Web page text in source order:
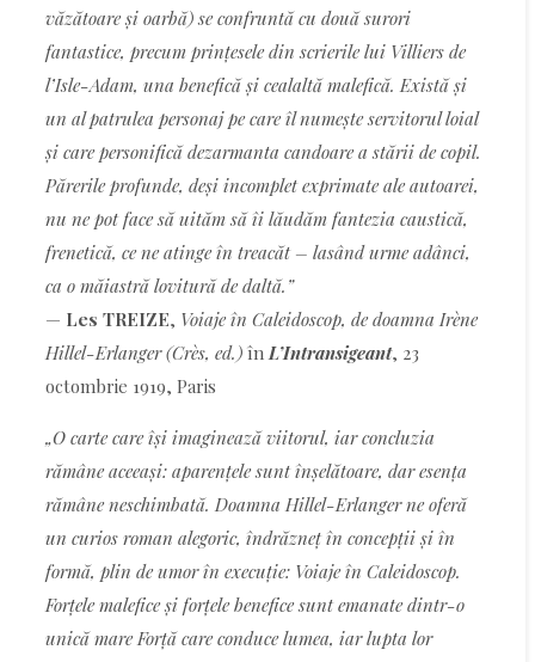
văzătoare și oarbă) se confruntă cu două surori
fantastice, precum prințesele din scrierile lui Villiers de
l’Isle-Adam, una benefică și cealaltă malefică. Există și
un al patrulea personaj pe care îl numește servitorul loial
și care personifică dezarmanta candoare a stării de copil.
Părerile profunde, deși incomplet exprimate ale autoarei,
nu ne pot face să uităm să îi lăudăm fantezia caustică,
frenetică, ce ne atinge în treacăt – lasând urme adânci,
ca o măiastră lovitură de daltă.”
— Les TREIZE, Voiaje în Caleidoscop, de doamna Irène
Hillel-Erlanger (Crès, ed.) înL’Intransigeant, 23
octombrie 1919, Paris
„O carte care își imaginează viitorul, iar concluzia
rămâne aceeași: aparențele sunt înșelătoare, dar esența
rămâne neschimbată. Doamna Hillel-Erlanger ne oferă
un curios roman alegoric, îndrăzneț în concepții și în
formă, plin de umor în execuție: Voiaje în Caleidoscop.
Forțele malefice și forțele benefice sunt emanate dintr-o
unică mare Forță care conduce lumea, iar lupta lor